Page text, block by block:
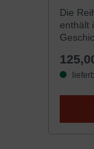
Die
enthält
Lesen
der